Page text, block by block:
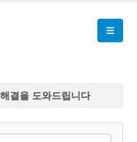
결을 도와드립니다
결을 도와드립니다